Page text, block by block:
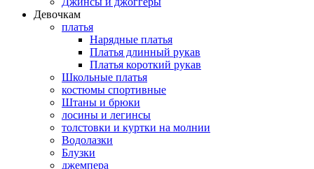
Девочкам
платья
Нарядные платья
Платья длинный рукав
Платья короткий рукав
Школьные платья
костюмы спортивные
Штаны и брюки
лосины и легинсы
толстовки и куртки на молнии
Водолазки
Блузки
джемпера